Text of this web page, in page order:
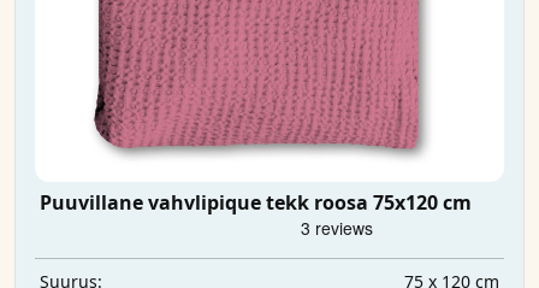
Puuvillane vahvlipique tekk roosa 75x120 cm
Suurus:
75 x 120 cm